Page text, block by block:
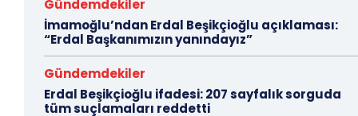
Gündemdekiler
İmamoğlu’ndan Erdal Beşikçioğlu açıklaması:
“Erdal Başkanımızın yanındayız”
Gündemdekiler
Erdal Beşikçioğlu ifadesi: 207 sayfalık sorguda
tüm suçlamaları reddetti